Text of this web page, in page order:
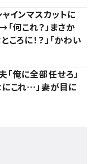
インマスカットに
何これ？」まさか
ろに！？」「かわい
俺に全部任せろ」
これ…」妻が目に